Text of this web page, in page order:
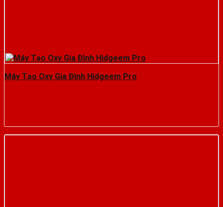
Máy Tạo Oxy Gia Đình Hidgeem Pro